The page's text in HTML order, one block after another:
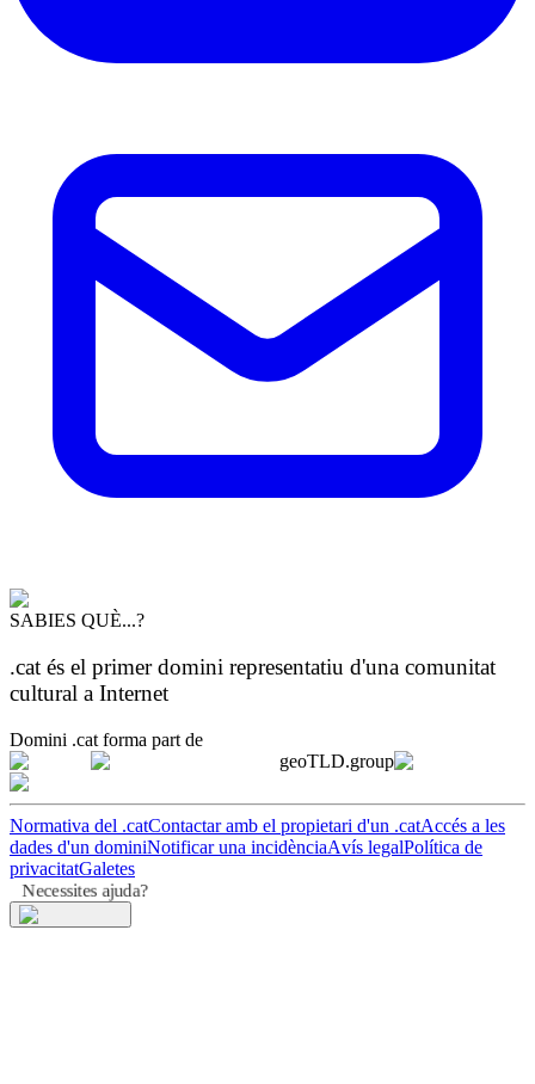
SABIES QUÈ...?
.cat és el primer domini representatiu d'una comunitat
cultural a Internet
Domini .cat forma part de
geoTLD.group
Normativa del .catContactar amb el propietari d'un .catAccés a les
dades d'un dominiNotificar una incidènciaAvís legalPolítica de
privacitatGaletes
Necessites ajuda?